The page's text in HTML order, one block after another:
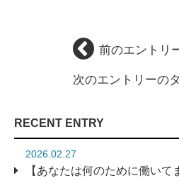
前のエントリ
次のエントリーの
RECENT ENTRY
2026.02.27
【あなたは何のために働いて